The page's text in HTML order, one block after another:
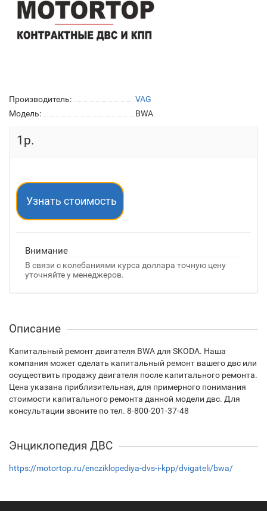
Производитель:
VAG
Модель:
BWA
1р.
Узнать стоимость
Внимание
В связи с колебаниями курса доллара точную цену
уточняйте у менеджеров.
Описание
Капитальный ремонт двигателя BWA для SKODA. Наша
компания может сделать капитальный ремонт вашего двс или
осуществить продажу двигателя после капитального ремонта.
Цена указана приблизительная, для примерного понимания
стоимости капитального ремонта данной модели двс. Для
консультации звоните по тел. 8-800-201-37-48
Энциклопедия ДВС
https://motortop.ru/encziklopediya-dvs-i-kpp/dvigateli/bwa/